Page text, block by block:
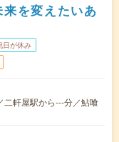
来を変えたいあ
日が休み
二軒屋駅から---分／鮎喰